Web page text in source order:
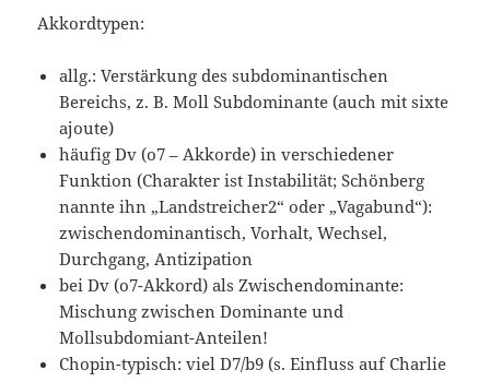
Akkordtypen:
allg.: Verstärkung des subdominantischen
Bereichs, z. B. Moll Subdominante (auch mit sixte
ajoute)
häufig Dv (o7 – Akkorde) in verschiedener
Funktion (Charakter ist Instabilität; Schönberg
nannte ihn „Landstreicher2“ oder „Vagabund“):
zwischendominantisch, Vorhalt, Wechsel,
Durchgang, Antizipation
bei Dv (o7-Akkord) als Zwischendominante:
Mischung zwischen Dominante und
Mollsubdomiant-Anteilen!
Chopin-typisch: viel D7/b9 (s. Einfluss auf Charlie